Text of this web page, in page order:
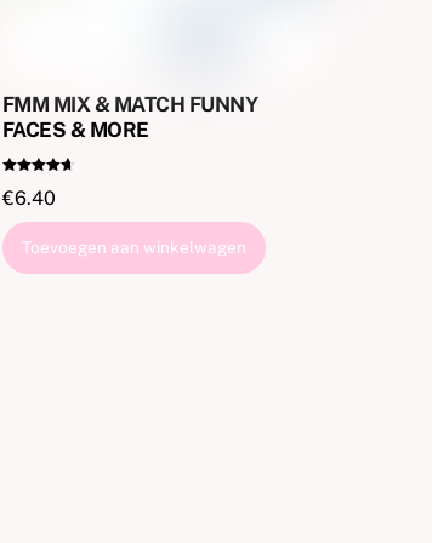
FMM MIX & MATCH FUNNY
FACES & MORE
d
4.67
uit 5
€6.40
Toevoegen aan winkelwagen